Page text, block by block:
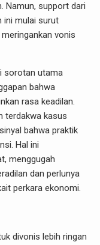
Namun, support dari
ini mulai surut
vonis
sorotan utama
bahwa
rasa keadilan.
terdakwa kasus
bahwa praktik
Hal ini
menggugah
dan perlunya
perkara ekonomi.
divonis lebih ringan